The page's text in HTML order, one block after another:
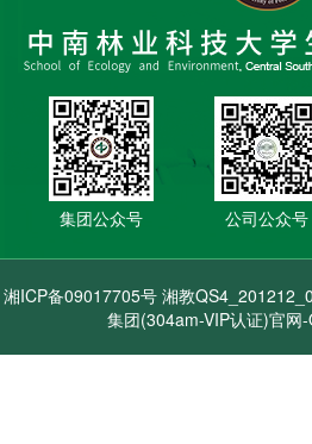
集团公众号 公司公众号
湘ICP备09017705号 湘教
集团(304am-VIP认证)官网